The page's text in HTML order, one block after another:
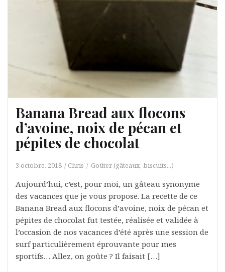
Banana Bread aux flocons
d’avoine, noix de pécan et
pépites de chocolat
3 octobre, 2018 Chris Goûter (gâteaux, biscuits...)
Aujourd’hui, c’est, pour moi, un gâteau synonyme
des vacances que je vous propose. La recette de ce
Banana Bread aux flocons d’avoine, noix de pécan et
pépites de chocolat fut testée, réalisée et validée à
l’occasion de nos vacances d’été après une session de
surf particulièrement éprouvante pour mes
sportifs… Allez, on goûte ? Il faisait […]